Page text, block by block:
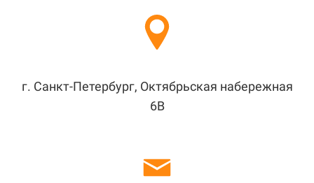
г. Санкт-Петербург, Октябрьская набережная
6В